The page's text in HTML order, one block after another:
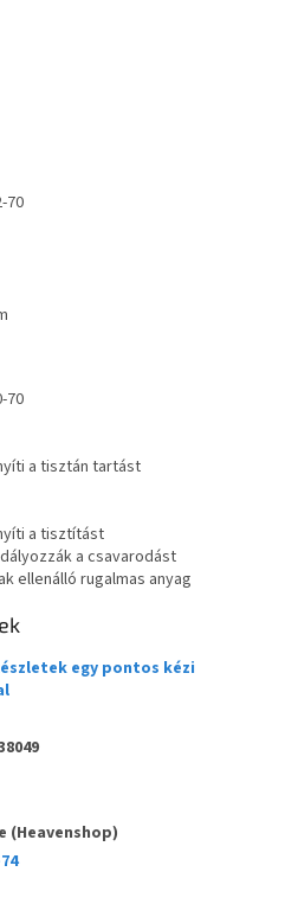
70
70
a tisztán tartást
a tisztítást
a csavarodást
ellenálló rugalmas anyag
egy pontos kézi
(Heavenshop)